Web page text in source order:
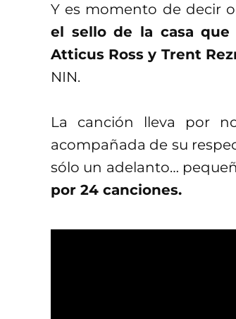
Y es momento de decir
el sello de la casa
Atticus Ross y Trent
NIN.
La canción lleva por
acompañada de su
sólo un adelanto…
por 24 canciones.